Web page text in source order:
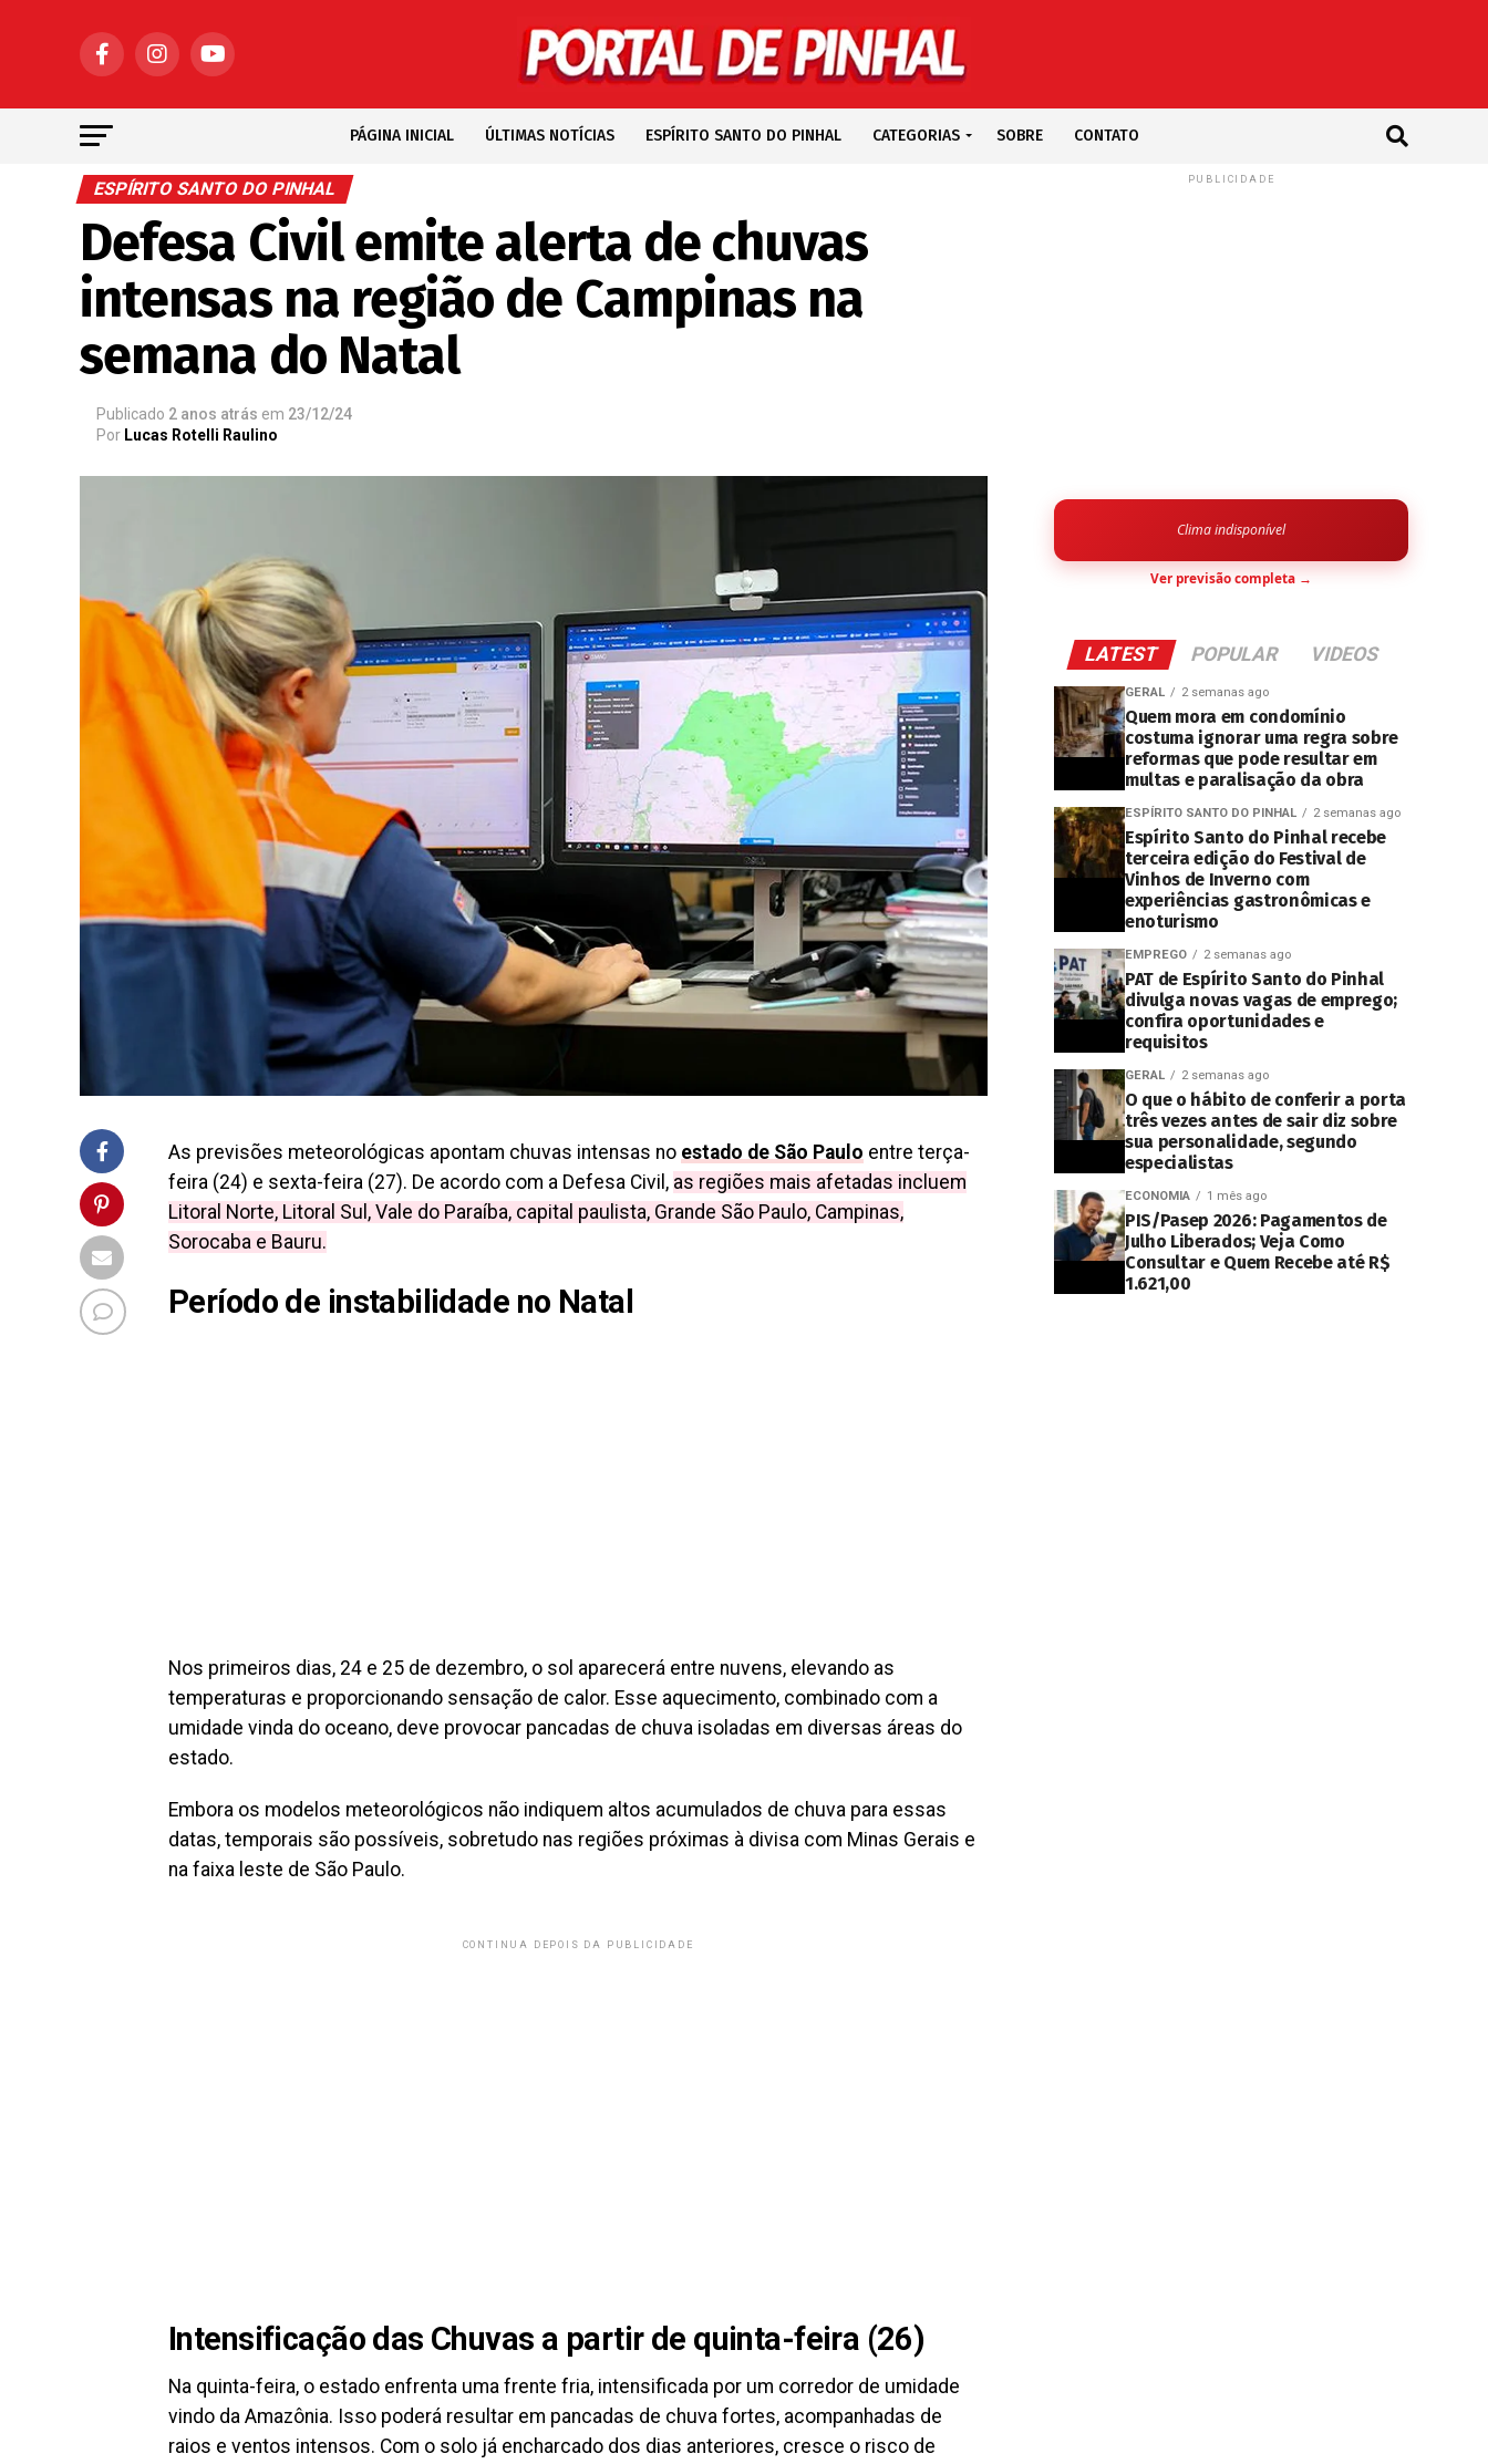
PÁGINA INICIAL ÚLTIMAS NOTÍCIAS ESPÍRITO SANTO DO PINHAL CATEGORIAS SOBRE CONTATO
ESPÍRITO SANTO DO PINHAL
Defesa Civil emite alerta de chuvas
intensas na região de Campinas na
semana do Natal
Publicado 2 anos atrás em 23/12/24
Por Lucas Rotelli Raulino
As previsões meteorológicas apontam chuvas intensas no estado de São Paulo entre terça-
feira (24) e sexta-feira (27). De acordo com a Defesa Civil, as regiões mais afetadas incluem
Litoral Norte, Litoral Sul, Vale do Paraíba, capital paulista, Grande São Paulo, Campinas,
Sorocaba e Bauru.
Período de instabilidade no Natal
Nos primeiros dias, 24 e 25 de dezembro, o sol aparecerá entre nuvens, elevando as
temperaturas e proporcionando sensação de calor. Esse aquecimento, combinado com a
umidade vinda do oceano, deve provocar pancadas de chuva isoladas em diversas áreas do
estado.
Embora os modelos meteorológicos não indiquem altos acumulados de chuva para essas
datas, temporais são possíveis, sobretudo nas regiões próximas à divisa com Minas Gerais e
na faixa leste de São Paulo.
CONTINUA DEPOIS DA PUBLICIDADE
Intensificação das Chuvas a partir de quinta-feira (26)
Na quinta-feira, o estado enfrenta uma frente fria, intensificada por um corredor de umidade
vindo da Amazônia. Isso poderá resultar em pancadas de chuva fortes, acompanhadas de
raios e ventos intensos. Com o solo já encharcado dos dias anteriores, cresce o risco de
PUBLICIDADE
Clima indisponível
Ver previsão completa →
LATEST POPULAR VIDEOS
GERAL 2 semanas ago
Quem mora em condomínio
costuma ignorar uma regra sobre
reformas que pode resultar em
multas e paralisação da obra
ESPÍRITO SANTO DO PINHAL 2 semanas ago
Espírito Santo do Pinhal recebe
terceira edição do Festival de
Vinhos de Inverno com
experiências gastronômicas e
enoturismo
EMPREGO 2 semanas ago
PAT de Espírito Santo do Pinhal
divulga novas vagas de emprego;
confira oportunidades e
requisitos
GERAL 2 semanas ago
O que o hábito de conferir a porta
três vezes antes de sair diz sobre
sua personalidade, segundo
especialistas
ECONOMIA 1 mês ago
PIS/Pasep 2026: Pagamentos de
Julho Liberados; Veja Como
Consultar e Quem Recebe até R$
1.621,00